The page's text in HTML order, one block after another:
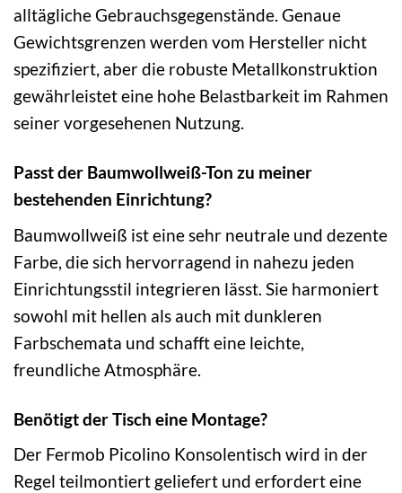
alltägliche Gebrauchsgegenstände. Genaue
Gewichtsgrenzen werden vom Hersteller nicht
spezifiziert, aber die robuste Metallkonstruktion
gewährleistet eine hohe Belastbarkeit im Rahmen
seiner vorgesehenen Nutzung.
Passt der Baumwollweiß-Ton zu meiner
bestehenden Einrichtung?
Baumwollweiß ist eine sehr neutrale und dezente
Farbe, die sich hervorragend in nahezu jeden
Einrichtungsstil integrieren lässt. Sie harmoniert
sowohl mit hellen als auch mit dunkleren
Farbschemata und schafft eine leichte,
freundliche Atmosphäre.
Benötigt der Tisch eine Montage?
Der Fermob Picolino Konsolentisch wird in der
Regel teilmontiert geliefert und erfordert eine